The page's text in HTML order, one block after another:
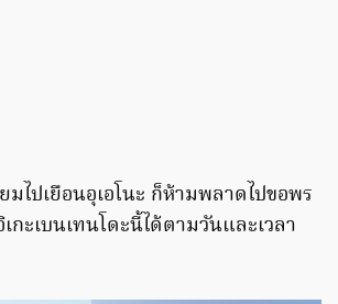
มไปเยือนอุเอโนะ ก็ห้ามพลาดไปขอพร
กะเบนเทนโดะนี้ได้ตามวันและเวลา